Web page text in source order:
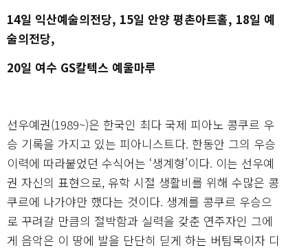
14일 익산예술의전당, 15일 안양 평촌아트홀, 18일 예
술의전당,
20일 여수 GS칼텍스 예울마루
선우예권(1989~)은 한국인 최다 국제 피아노 콩쿠르 우
승 기록을 가지고 있는 피아니스트다. 한동안 그의 우승
이력에 따라붙었던 수식어는 ‘생계형’이다. 이는 선우예
권 자신의 표현으로, 유학 시절 생활비를 위해 수많은 콩
쿠르에 나가야만 했다는 것이다. 생계를 콩쿠르 우승으
로 꾸려갈 만큼의 절박함과 실력을 갖춘 연주자인 그에
게 음악은 이 땅에 발을 단단히 딛게 하는 버팀목이자 디